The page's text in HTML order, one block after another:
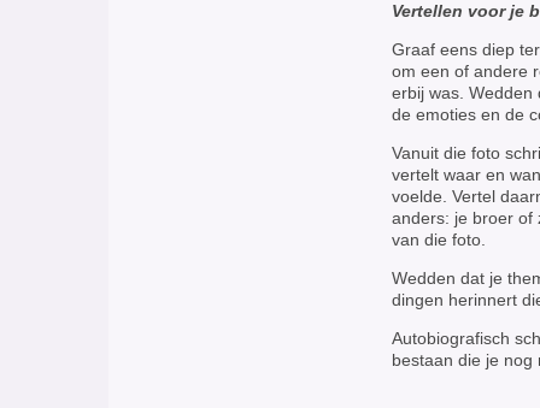
Vertellen voor je
Graaf eens diep
om een of andere
erbij was. Wedden
de emoties en de
Vanuit die foto
vertelt waar en
voelde. Vertel
anders: je broer of
van die foto.
Wedden dat je
dingen herinnert
Autobiografisch
bestaan die je nog